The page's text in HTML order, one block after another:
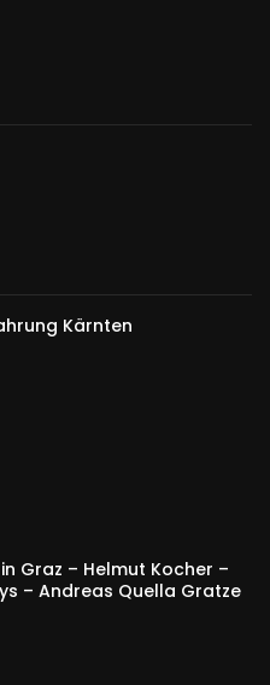
Kärnten
Graz – Helmut Kocher –
– Andreas Quella Gratze